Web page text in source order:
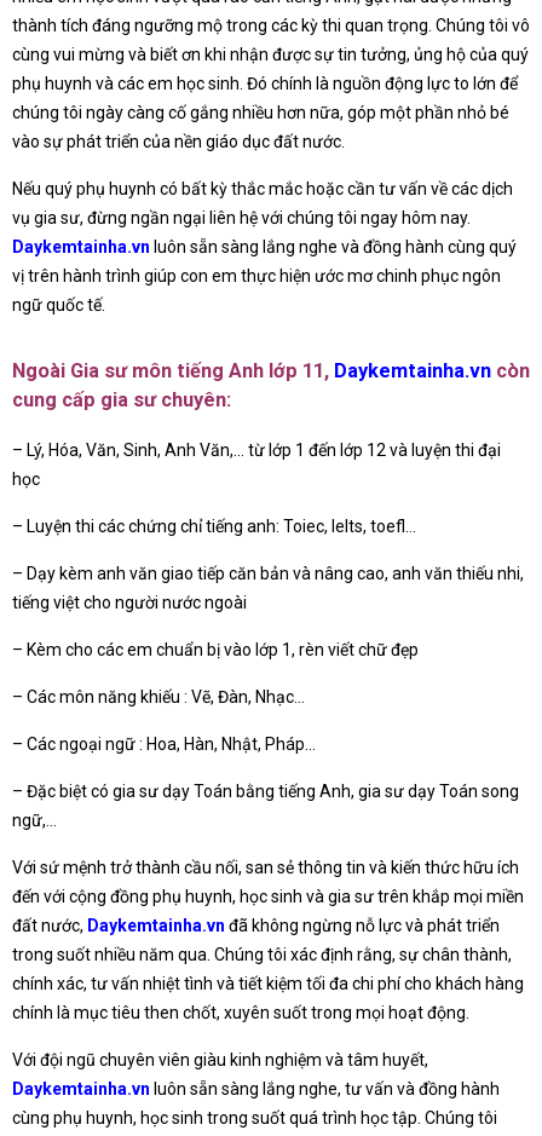
thành tích đáng ngưỡng mộ trong các kỳ thi quan trọng. Chúng tôi vô
cùng vui mừng và biết ơn khi nhận được sự tin tưởng, ủng hộ của quý
phụ huynh và các em học sinh. Đó chính là nguồn động lực to lớn để
chúng tôi ngày càng cố gắng nhiều hơn nữa, góp một phần nhỏ bé
vào sự phát triển của nền giáo dục đất nước.
Nếu quý phụ huynh có bất kỳ thắc mắc hoặc cần tư vấn về các dịch
vụ gia sư, đừng ngần ngại liên hệ với chúng tôi ngay hôm nay.
Daykemtainha.vn luôn sẵn sàng lắng nghe và đồng hành cùng quý
vị trên hành trình giúp con em thực hiện ước mơ chinh phục ngôn
ngữ quốc tế.
Ngoài Gia sư môn tiếng Anh lớp 11, Daykemtainha.vn còn
cung cấp gia sư chuyên:
– Lý, Hóa, Văn, Sinh, Anh Văn,… từ lớp 1 đến lớp 12 và luyện thi đại
học
– Luyện thi các chứng chỉ tiếng anh: Toiec, Ielts, toefl…
– Dạy kèm anh văn giao tiếp căn bản và nâng cao, anh văn thiếu nhi,
tiếng việt cho người nước ngoài
– Kèm cho các em chuẩn bị vào lớp 1, rèn viết chữ đẹp
– Các môn năng khiếu : Vẽ, Đàn, Nhạc…
– Các ngoại ngữ : Hoa, Hàn, Nhật, Pháp…
– Đặc biệt có gia sư dạy Toán bằng tiếng Anh, gia sư dạy Toán song
ngữ,…
Với sứ mệnh trở thành cầu nối, san sẻ thông tin và kiến thức hữu ích
đến với cộng đồng phụ huynh, học sinh và gia sư trên khắp mọi miền
đất nước, Daykemtainha.vn đã không ngừng nỗ lực và phát triển
trong suốt nhiều năm qua. Chúng tôi xác định rằng, sự chân thành,
chính xác, tư vấn nhiệt tình và tiết kiệm tối đa chi phí cho khách hàng
chính là mục tiêu then chốt, xuyên suốt trong mọi hoạt động.
Với đội ngũ chuyên viên giàu kinh nghiệm và tâm huyết,
Daykemtainha.vn luôn sẵn sàng lắng nghe, tư vấn và đồng hành
cùng phụ huynh, học sinh trong suốt quá trình học tập. Chúng tôi